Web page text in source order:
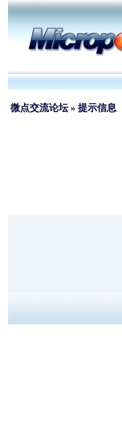
微点交流论坛 » 提示信息